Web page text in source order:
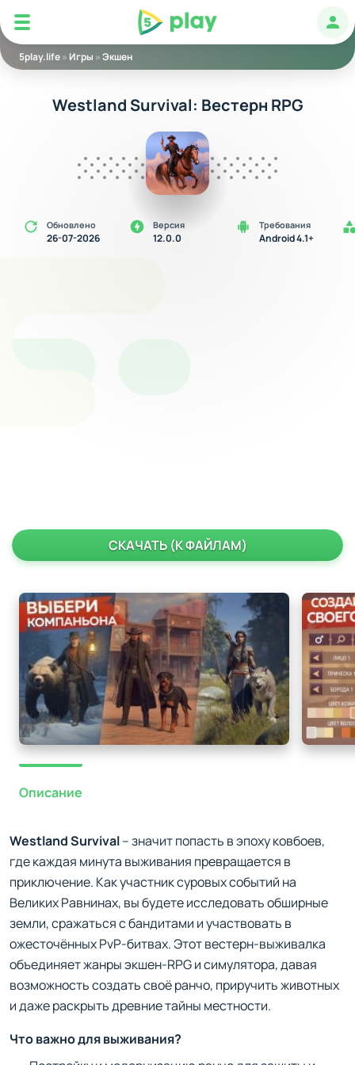
5play
5play.life» Игры »Экшен
Westland Survival: Вестерн RPG
Обновлено
26-07-2026
Версия
12.0.0
Требования
Android 4.1+
СКАЧАТЬ (К ФАЙЛАМ)
Описание
Westland Survival– значит попасть в эпоху ковбоев,
где каждая минута выживания превращается в
приключение. Как участник суровых событий на
Великих Равнинах, вы будете исследовать обширные
земли, сражаться с бандитами и участвовать в
ожесточённых PvP-битвах. Этот вестерн-выживалка
объединяет жанры экшен-RPG и симулятора, давая
возможность создать своё ранчо, приручить животных
и даже раскрыть древние тайны местности.
Что важно для выживания?